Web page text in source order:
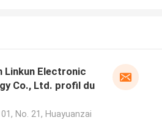
Linkun Electronic
Co., Ltd. profil du
No. 21, Huayuanzai